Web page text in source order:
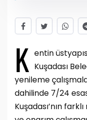
K entin
Kuşadası
yenileme
dahilinde 7/24
Kuşadası’nın